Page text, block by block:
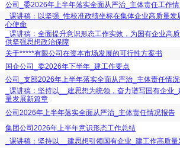
公司_委2026年上半年落实全面从严治_主体责任工作
_课讲稿：以坚强_性校准政绩坐标在集体企业高质量发
心使命
_课讲稿：全面提升意识形态工作实效，为国有企业高
供坚强思想政治保障
关于*****有限公司在资本市场发展的可行性方案书
国企公司_委2026年下半年_建工作要点
公司_支部2026年上半年落实全面从严治_主体责任情
_课讲稿：坚持以__建思想为统领，奋力谱写国有企业
量发展新篇章
公司2026年上半年落实全面从严治_主体责任情况报告
集团公司2026年上半年意识形态工作总结
_课讲稿：坚持以__建思想引领国有企业_建工作高质量